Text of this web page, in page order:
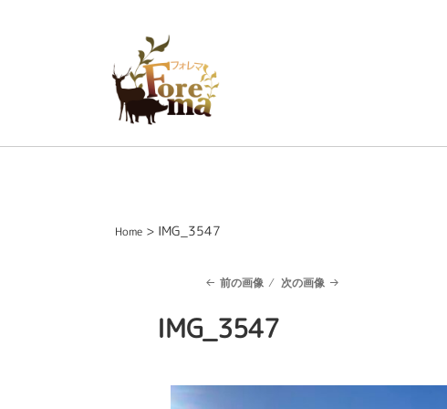
Home> IMG_3547
前の画像 次の画像
IMG_3547